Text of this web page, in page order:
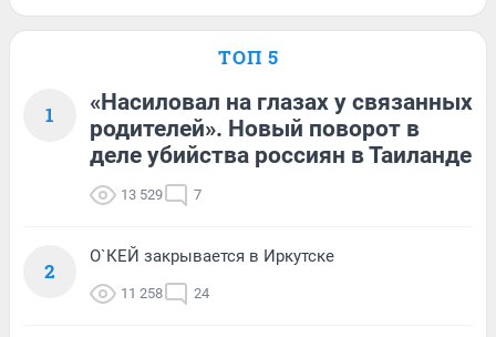
ТОП 5
1
«Насиловал на глазах у связанных
родителей». Новый поворот в
деле убийства россиян в Таиланде
13 529 7
2
О`КЕЙ закрывается в Иркутске
11 258 24